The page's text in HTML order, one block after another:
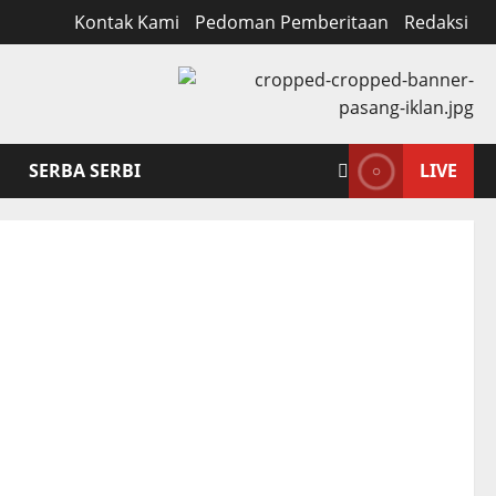
Kontak Kami Pedoman Pemberitaan Redaksi
SERBA SERBI LIVE